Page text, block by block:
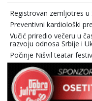
Registrovan zemljotres u
Preventivni kardiološki
Vučić priredio večeru u
razvoju odnosa Srbije i
Počinje Nišvil teatar